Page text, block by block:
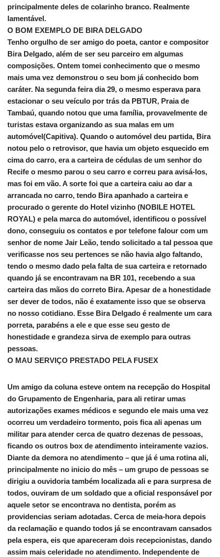
principalmente deles de colarinho branco. Realmente
lamentável.
O BOM EXEMPLO DE BIRA DELGADO
Tenho orgulho de ser amigo do poeta, cantor e compositor
Bira Delgado, além de ser seu parceiro em algumas
composições. Ontem tomei conhecimento que o mesmo
mais uma vez demonstrou o seu bom já conhecido bom
caráter. Na segunda feira dia 29, o mesmo esperava para
estacionar o seu veículo por trás da PBTUR, Praia de
Tambaú, quando notou que uma família, provavelmente de
turistas estava organizando as sua malas em um
automóvel(Capitiva). Quando o automóvel deu partida, Bira
notou pelo o retrovisor, que havia um objeto esquecido em
cima do carro, era a carteira de cédulas de um senhor do
Recife o mesmo parou o seu carro e correu para avisá-los,
mas foi em vão. A sorte foi que a carteira caiu ao dar a
arrancada no carro, tendo Bira apanhado a carteira e
procurado o gerente do Hotel vizinho (NOBILE HOTEL
ROYAL) e pela marca do automóvel, identificou o possível
dono, conseguiu os contatos e por telefone falour com um
senhor de nome Jair Leão, tendo solicitado a tal pessoa que
verificasse nos seu pertences se não havia algo faltando,
tendo o mesmo dado pela falta de sua carteira e retornado
quando já se encontravam na BR 101, recebendo a sua
carteira das mãos do correto Bira. Apesar de a honestidade
ser dever de todos, não é exatamente isso que se observa
no nosso cotidiano. Esse Bira Delgado é realmente um cara
porreta, parabéns a ele e que esse seu gesto de
honestidade e grandeza sirva de exemplo para outras
pessoas.
O MAU SERVIÇO PRESTADO PELA FUSEX
Um amigo da coluna esteve ontem na recepção do Hospital
do Grupamento de Engenharia, para ali retirar umas
autorizações exames médicos e segundo ele mais uma vez
ocorreu um verdadeiro tormento, pois fica ali apenas um
militar para atender cerca de quatro dezenas de pessoas,
ficando os outros box de atendimento inteiramente vazios.
Diante da demora no atendimento – que já é uma rotina ali,
principalmente no inicio do mês – um grupo de pessoas se
dirigiu a ouvidoria também localizada ali e para surpresa de
todos, ouviram de um soldado que a oficial responsável por
aquele setor se encontrava no dentista, porém as
providencias seriam adotadas. Cerca de meia-hora depois
da reclamação e quando todos já se encontravam cansados
pela espera, eis que apareceram dois recepcionistas, dando
assim mais celeridade no atendimento. Independente de